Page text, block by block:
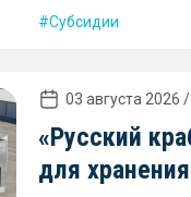
Субсидии
03 августа 2026 /
«Русский
для